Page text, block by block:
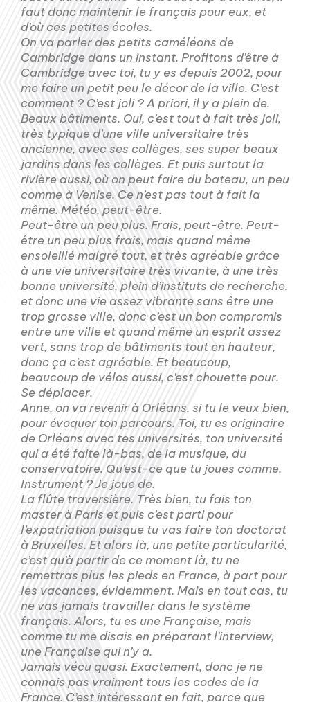
faut donc maintenir le français pour eux, et
d’où ces petites écoles.
On va parler des petits caméléons de
Cambridge dans un instant. Profitons d’être à
Cambridge avec toi, tu y es depuis 2002, pour
me faire un petit peu le décor de la ville. C’est
comment ? C’est joli ? A priori, il y a plein de.
Beaux bâtiments. Oui, c’est tout à fait très joli,
très typique d’une ville universitaire très
ancienne, avec ses collèges, ses super beaux
jardins dans les collèges. Et puis surtout la
rivière aussi, où on peut faire du bateau, un peu
comme à Venise. Ce n’est pas tout à fait la
même. Météo, peut-être.
Peut-être un peu plus. Frais, peut-être. Peut-
être un peu plus frais, mais quand même
ensoleillé malgré tout, et très agréable grâce
à une vie universitaire très vivante, à une très
bonne université, plein d’instituts de recherche,
et donc une vie assez vibrante sans être une
trop grosse ville, donc c’est un bon compromis
entre une ville et quand même un esprit assez
vert, sans trop de bâtiments tout en hauteur,
donc ça c’est agréable. Et beaucoup,
beaucoup de vélos aussi, c’est chouette pour.
Se déplacer.
Anne, on va revenir à Orléans, si tu le veux bien,
pour évoquer ton parcours. Toi, tu es originaire
de Orléans avec tes universités, ton université
qui a été faite là-bas, de la musique, du
conservatoire. Qu’est-ce que tu joues comme.
Instrument ? Je joue de.
La flûte traversière. Très bien, tu fais ton
master à Paris et puis c’est parti pour
l’expatriation puisque tu vas faire ton doctorat
à Bruxelles. Et alors là, une petite particularité,
c’est qu’à partir de ce moment là, tu ne
remettras plus les pieds en France, à part pour
les vacances, évidemment. Mais en tout cas, tu
ne vas jamais travailler dans le système
français. Alors, tu es une Française, mais
comme tu me disais en préparant l’interview,
une Française qui n’y a.
Jamais vécu quasi. Exactement, donc je ne
connais pas vraiment tous les codes de la
France. C’est intéressant en fait, parce que